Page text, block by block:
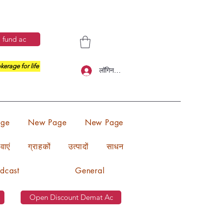
fund ac
for life
लॉगिन करें
New Page New Page
ग्राहकों उत्पादों साधन
General
Open Discount Demat Ac